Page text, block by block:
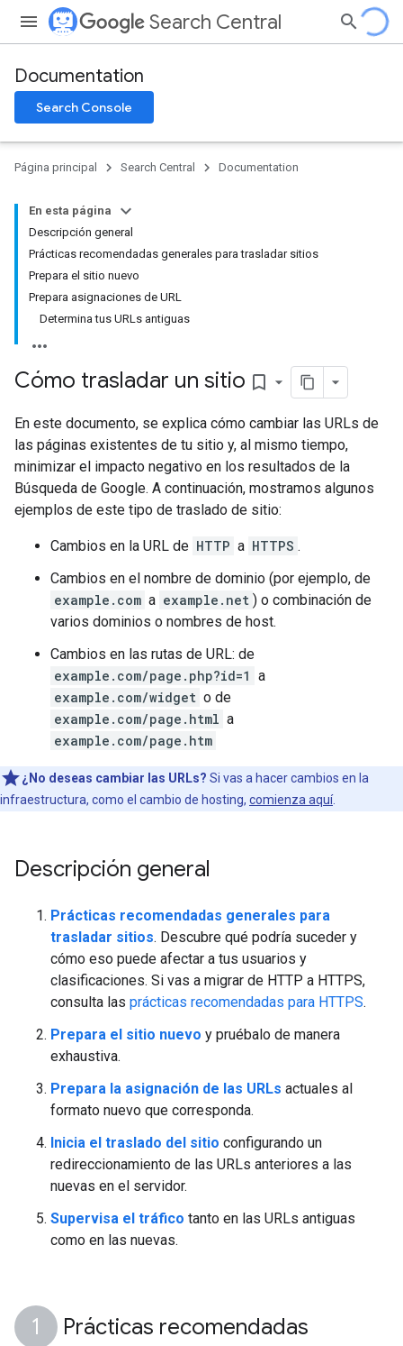
Search Central
Documentation
Search Console
Página principal Search Central Documentation
En esta página
Descripción general
Prácticas recomendadas generales para trasladar sitios
Prepara el sitio nuevo
Prepara asignaciones de URL
Determina tus URLs antiguas
Cómo trasladar un sitio bookmark_border
En este documento, se explica cómo cambiar las URLs de
las páginas existentes de tu sitio y, al mismo tiempo,
minimizar el impacto negativo en los resultados de la
Búsqueda de Google. A continuación, mostramos algunos
ejemplos de este tipo de traslado de sitio:
Cambios en la URL de HTTP a HTTPS .
Cambios en el nombre de dominio (por ejemplo, de
example.com a example.net ) o combinación de
varios dominios o nombres de host.
Cambios en las rutas de URL: de
example.com/page.php?id=1 a
example.com/widget o de
example.com/page.html a
example.com/page.htm
¿No deseas cambiar las URLs? Si vas a hacer cambios en la
infraestructura, como el cambio de hosting, comienza aquí.
Descripción general
Prácticas recomendadas generales para
trasladar sitios. Descubre qué podría suceder y
cómo eso puede afectar a tus usuarios y
clasificaciones. Si vas a migrar de HTTP a HTTPS,
consulta las prácticas recomendadas para HTTPS.
Prepara el sitio nuevo y pruébalo de manera
exhaustiva.
Prepara la asignación de las URLs actuales al
formato nuevo que corresponda.
Inicia el traslado del sitio configurando un
redireccionamiento de las URLs anteriores a las
nuevas en el servidor.
Supervisa el tráfico tanto en las URLs antiguas
como en las nuevas.
Prácticas recomendadas